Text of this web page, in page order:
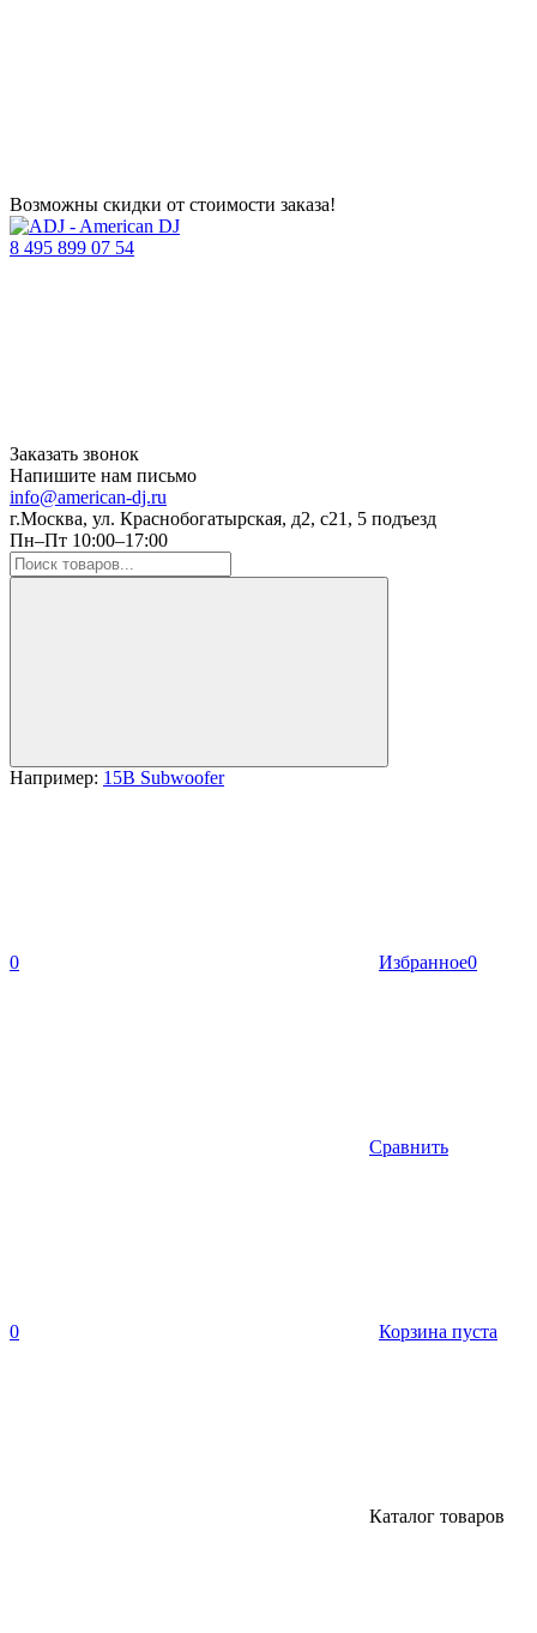
Возможны скидки от стоимости заказа!
8 495 899 07 54
Заказать звонок
Напишите нам письмо
info@american-dj.ru
г.Москва, ул. Краснобогатырская, д2, с21, 5 подъезд
Пн–Пт 10:00–17:00
Например: 15B Subwoofer
0 Избранное0
Сравнить
0 Корзина пуста
Каталог товаров